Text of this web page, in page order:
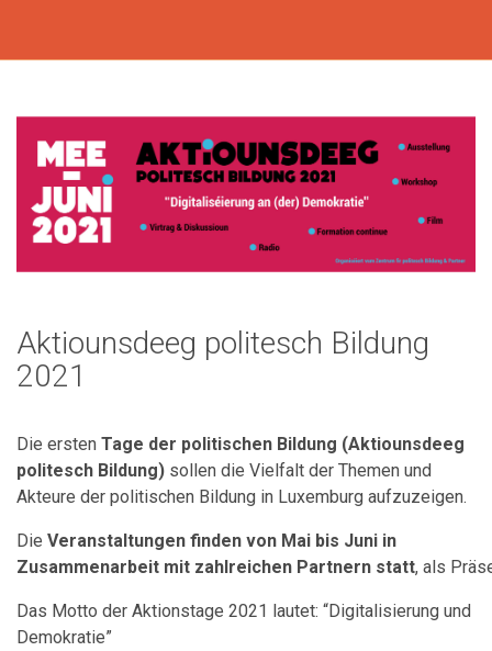
Aktiounsdeeg politesch Bildung
2021
Die ersten Tage der politischen Bildung (Aktiounsdeeg
politesch Bildung) sollen die Vielfalt der Themen und
Akteure der politischen Bildung in Luxemburg aufzuzeigen.
Die Veranstaltungen finden von Mai bis Juni in
Zusammenarbeit mit zahlreichen Partnern statt, als
Das Motto der Aktionstage 2021 lautet: “Digitalisierung und
Demokratie”